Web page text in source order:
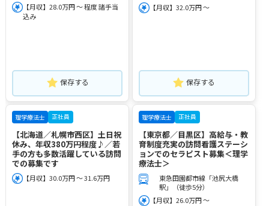
【月収】28.0万円 ～ 程度 諸手当
込み
保存する
【月収】32.0万円 ～
保存する
理学療法士 正社員
【北海道／札幌市西区】土日祝
休み、年収380万円程度♪／若
手の方も多数活躍している訪問
での募集です
【月収】30.0万円 ～ 31.6万円
理学療法士 正社員
【東京都／目黒区】高給与・教
育制度充実の訪問看護ステーシ
ョンでのセラピスト募集＜理学
療法士＞
東急田園都市線「池尻大橋
駅」（徒歩5分）
【月収】26.0万円 ～